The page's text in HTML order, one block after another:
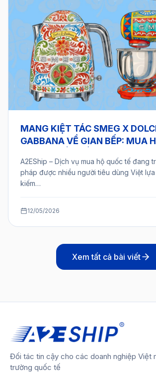
MANG KIỆT TÁC SMEG X
GABBANA VỀ GIAN BẾP: MUA
A2EShip – Dịch vụ mua hộ quốc tế đang
pháp được nhiều người tiêu dùng Việt lựa
kiếm…
12/05/2026
Xem tất cả bài viết
Đối tác tin cậy cho các doanh nghiệp Việt
trường quốc tế